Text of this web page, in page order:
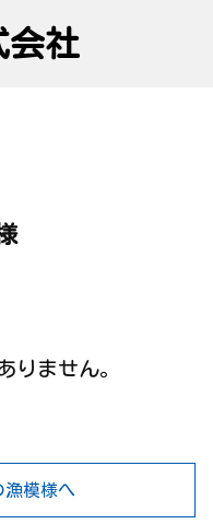
会社
りません。
漁模様へ